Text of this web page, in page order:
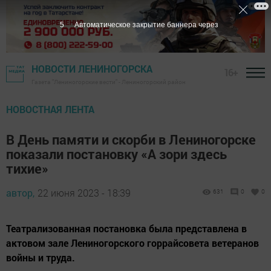
НОВОСТИ ЛЕНИНОГОРСКА
НОВОСТНАЯ ЛЕНТА
В День памяти и скорби в Лениногорске
показали постановку «А зори здесь
тихие»
автор, 22 июня 2023 - 18:39 631 0 0
Театрализованная постановка была представлена в
актовом зале Лениногорского горрайсовета ветеранов
войны и труда.
5 Автоматическое закрытие баннера через